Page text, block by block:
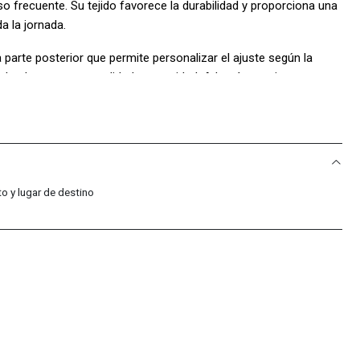
frecuente. Su tejido favorece la durabilidad y proporciona una
la jornada.
posterior que permite personalizar el ajuste según la
mayor comodidad y seguridad. Además, su visera curva
de calidad, esta gorra es una excelente opción para
o casual.
y lugar de destino